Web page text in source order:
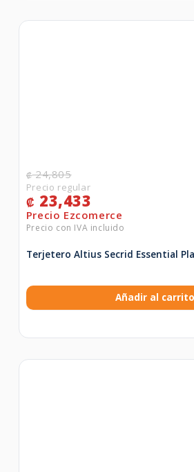
₡24,805
₡ 23,433
Terjetero Altius Secrid Essential
Añadir al carrito